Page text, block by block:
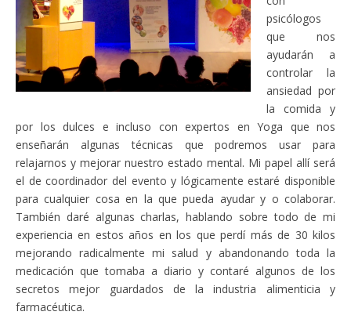
psicólogos
que nos
ayudarán a
controlar la
ansiedad por
la comida y
por los dulces e incluso con expertos en Yoga que nos
enseñarán algunas técnicas que podremos usar para
relajarnos y mejorar nuestro estado mental. Mi papel allí será
el de coordinador del evento y lógicamente estaré disponible
para cualquier cosa en la que pueda ayudar y o colaborar.
También daré algunas charlas, hablando sobre todo de mi
experiencia en estos años en los que perdí más de 30 kilos
mejorando radicalmente mi salud y abandonando toda la
medicación que tomaba a diario y contaré algunos de los
secretos mejor guardados de la industria alimenticia y
farmacéutica.